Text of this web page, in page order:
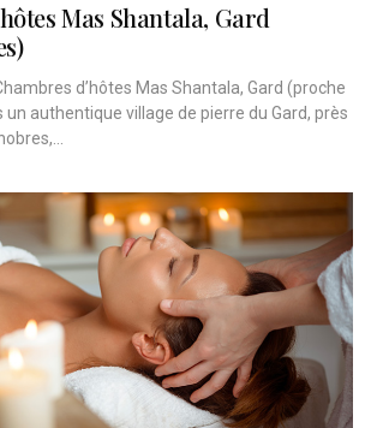
Mas Shantala, Gard
d’hôtes Mas Shantala, Gard (proche
un authentique village de pierre du Gard, près